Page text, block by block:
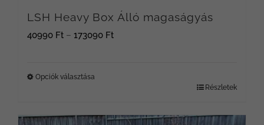
választhatók
ki
LSH Heavy Box Álló magaságyás
40990 Ft – 173090 FtÁrtartomány:
Opciók választása
Részletek